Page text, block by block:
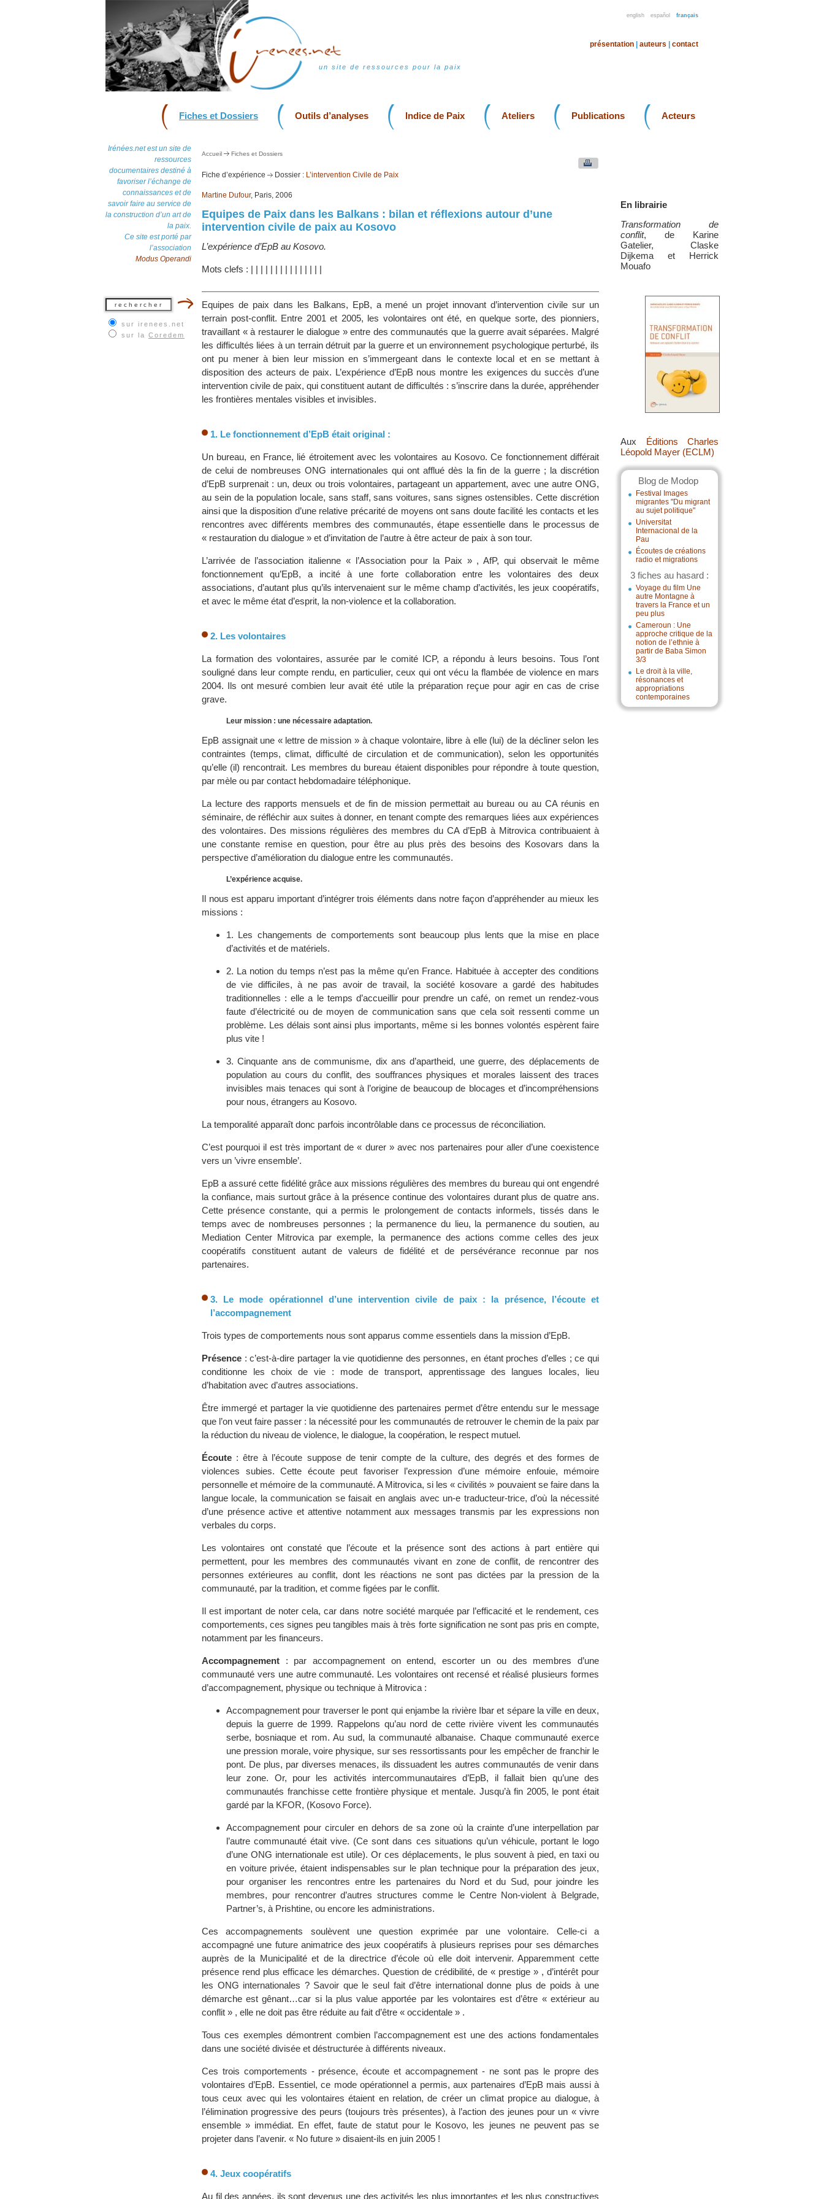
english español français
un site de ressources pour la paix
présentation auteurs contact
Fiches et Dossiers Outils d’analyses Indice de Paix Ateliers Publications Acteurs
Irénées.net est un site de
ressources
documentaires destiné à
favoriser l’échange de
connaissances et de
savoir faire au service de
la construction d’un art de
la paix.
Ce site est porté par
l’association
Modus Operandi
sur irenees.net
sur la Coredem
En librairie
Transformation de
conflit, de Karine
Gatelier, Claske
Dijkema et Herrick
Mouafo
Aux Éditions Charles
Léopold Mayer (ECLM)
Blog de Modop
Festival Images
migrantes "Du migrant
au sujet politique"
Universitat
Internacional de la
Pau
Écoutes de créations
radio et migrations
3 fiches au hasard :
Voyage du film Une
autre Montagne à
travers la France et un
peu plus
Cameroun : Une
approche critique de la
notion de l’ethnie à
partir de Baba Simon
3/3
Le droit à la ville,
résonances et
appropriations
contemporaines
Accueil Fiches et Dossiers
Fiche d’expérience Dossier : L’intervention Civile de Paix
Martine Dufour, Paris, 2006
Equipes de Paix dans les Balkans : bilan et réflexions autour d’une
intervention civile de paix au Kosovo
L’expérience d’EpB au Kosovo.
Mots clefs : | | | | | | | | | | | | | | |
Equipes de paix dans les Balkans, EpB, a mené un projet innovant d’intervention civile sur un
terrain post-conflit. Entre 2001 et 2005, les volontaires ont été, en quelque sorte, des pionniers,
travaillant « à restaurer le dialogue » entre des communautés que la guerre avait séparées. Malgré
les difficultés liées à un terrain détruit par la guerre et un environnement psychologique perturbé, ils
ont pu mener à bien leur mission en s’immergeant dans le contexte local et en se mettant à
disposition des acteurs de paix. L’expérience d’EpB nous montre les exigences du succès d’une
intervention civile de paix, qui constituent autant de difficultés : s’inscrire dans la durée, appréhender
les frontières mentales visibles et invisibles.
1. Le fonctionnement d’EpB était original :
Un bureau, en France, lié étroitement avec les volontaires au Kosovo. Ce fonctionnement différait
de celui de nombreuses ONG internationales qui ont afflué dès la fin de la guerre ; la discrétion
d’EpB surprenait : un, deux ou trois volontaires, partageant un appartement, avec une autre ONG,
au sein de la population locale, sans staff, sans voitures, sans signes ostensibles. Cette discrétion
ainsi que la disposition d’une relative précarité de moyens ont sans doute facilité les contacts et les
rencontres avec différents membres des communautés, étape essentielle dans le processus de
« restauration du dialogue » et d’invitation de l’autre à être acteur de paix à son tour.
L’arrivée de l’association italienne « l’Association pour la Paix » , AfP, qui observait le même
fonctionnement qu’EpB, a incité à une forte collaboration entre les volontaires des deux
associations, d’autant plus qu’ils intervenaient sur le même champ d’activités, les jeux coopératifs,
et avec le même état d’esprit, la non-violence et la collaboration.
2. Les volontaires
La formation des volontaires, assurée par le comité ICP, a répondu à leurs besoins. Tous l’ont
souligné dans leur compte rendu, en particulier, ceux qui ont vécu la flambée de violence en mars
2004. Ils ont mesuré combien leur avait été utile la préparation reçue pour agir en cas de crise
grave.
Leur mission : une nécessaire adaptation.
EpB assignait une « lettre de mission » à chaque volontaire, libre à elle (lui) de la décliner selon les
contraintes (temps, climat, difficulté de circulation et de communication), selon les opportunités
qu’elle (il) rencontrait. Les membres du bureau étaient disponibles pour répondre à toute question,
par mèle ou par contact hebdomadaire téléphonique.
La lecture des rapports mensuels et de fin de mission permettait au bureau ou au CA réunis en
séminaire, de réfléchir aux suites à donner, en tenant compte des remarques liées aux expériences
des volontaires. Des missions régulières des membres du CA d’EpB à Mitrovica contribuaient à
une constante remise en question, pour être au plus près des besoins des Kosovars dans la
perspective d’amélioration du dialogue entre les communautés.
L’expérience acquise.
Il nous est apparu important d’intégrer trois éléments dans notre façon d’appréhender au mieux les
missions :
1. Les changements de comportements sont beaucoup plus lents que la mise en place
d’activités et de matériels.
2. La notion du temps n’est pas la même qu’en France. Habituée à accepter des conditions
de vie difficiles, à ne pas avoir de travail, la société kosovare a gardé des habitudes
traditionnelles : elle a le temps d’accueillir pour prendre un café, on remet un rendez-vous
faute d’électricité ou de moyen de communication sans que cela soit ressenti comme un
problème. Les délais sont ainsi plus importants, même si les bonnes volontés espèrent faire
plus vite !
3. Cinquante ans de communisme, dix ans d’apartheid, une guerre, des déplacements de
population au cours du conflit, des souffrances physiques et morales laissent des traces
invisibles mais tenaces qui sont à l’origine de beaucoup de blocages et d’incompréhensions
pour nous, étrangers au Kosovo.
La temporalité apparaît donc parfois incontrôlable dans ce processus de réconciliation.
C’est pourquoi il est très important de « durer » avec nos partenaires pour aller d’une coexistence
vers un ’vivre ensemble’.
EpB a assuré cette fidélité grâce aux missions régulières des membres du bureau qui ont engendré
la confiance, mais surtout grâce à la présence continue des volontaires durant plus de quatre ans.
Cette présence constante, qui a permis le prolongement de contacts informels, tissés dans le
temps avec de nombreuses personnes ; la permanence du lieu, la permanence du soutien, au
Mediation Center Mitrovica par exemple, la permanence des actions comme celles des jeux
coopératifs constituent autant de valeurs de fidélité et de persévérance reconnue par nos
partenaires.
3. Le mode opérationnel d’une intervention civile de paix : la présence, l’écoute et
l’accompagnement
Trois types de comportements nous sont apparus comme essentiels dans la mission d’EpB.
Présence : c’est-à-dire partager la vie quotidienne des personnes, en étant proches d’elles ; ce qui
conditionne les choix de vie : mode de transport, apprentissage des langues locales, lieu
d’habitation avec d’autres associations.
Être immergé et partager la vie quotidienne des partenaires permet d’être entendu sur le message
que l’on veut faire passer : la nécessité pour les communautés de retrouver le chemin de la paix par
la réduction du niveau de violence, le dialogue, la coopération, le respect mutuel.
Écoute : être à l’écoute suppose de tenir compte de la culture, des degrés et des formes de
violences subies. Cette écoute peut favoriser l’expression d’une mémoire enfouie, mémoire
personnelle et mémoire de la communauté. A Mitrovica, si les « civilités » pouvaient se faire dans la
langue locale, la communication se faisait en anglais avec un-e traducteur-trice, d’où la nécessité
d’une présence active et attentive notamment aux messages transmis par les expressions non
verbales du corps.
Les volontaires ont constaté que l’écoute et la présence sont des actions à part entière qui
permettent, pour les membres des communautés vivant en zone de conflit, de rencontrer des
personnes extérieures au conflit, dont les réactions ne sont pas dictées par la pression de la
communauté, par la tradition, et comme figées par le conflit.
Il est important de noter cela, car dans notre société marquée par l’efficacité et le rendement, ces
comportements, ces signes peu tangibles mais à très forte signification ne sont pas pris en compte,
notamment par les financeurs.
Accompagnement : par accompagnement on entend, escorter un ou des membres d’une
communauté vers une autre communauté. Les volontaires ont recensé et réalisé plusieurs formes
d’accompagnement, physique ou technique à Mitrovica :
Accompagnement pour traverser le pont qui enjambe la rivière Ibar et sépare la ville en deux,
depuis la guerre de 1999. Rappelons qu’au nord de cette rivière vivent les communautés
serbe, bosniaque et rom. Au sud, la communauté albanaise. Chaque communauté exerce
une pression morale, voire physique, sur ses ressortissants pour les empêcher de franchir le
pont. De plus, par diverses menaces, ils dissuadent les autres communautés de venir dans
leur zone. Or, pour les activités intercommunautaires d’EpB, il fallait bien qu’une des
communautés franchisse cette frontière physique et mentale. Jusqu’à fin 2005, le pont était
gardé par la KFOR, (Kosovo Force).
Accompagnement pour circuler en dehors de sa zone où la crainte d’une interpellation par
l’autre communauté était vive. (Ce sont dans ces situations qu’un véhicule, portant le logo
d’une ONG internationale est utile). Or ces déplacements, le plus souvent à pied, en taxi ou
en voiture privée, étaient indispensables sur le plan technique pour la préparation des jeux,
pour organiser les rencontres entre les partenaires du Nord et du Sud, pour joindre les
membres, pour rencontrer d’autres structures comme le Centre Non-violent à Belgrade,
Partner’s, à Prishtine, ou encore les administrations.
Ces accompagnements soulèvent une question exprimée par une volontaire. Celle-ci a
accompagné une future animatrice des jeux coopératifs à plusieurs reprises pour ses démarches
auprès de la Municipalité et de la directrice d’école où elle doit intervenir. Apparemment cette
présence rend plus efficace les démarches. Question de crédibilité, de « prestige » , d’intérêt pour
les ONG internationales ? Savoir que le seul fait d’être international donne plus de poids à une
démarche est gênant…car si la plus value apportée par les volontaires est d’être « extérieur au
conflit » , elle ne doit pas être réduite au fait d’être « occidentale » .
Tous ces exemples démontrent combien l’accompagnement est une des actions fondamentales
dans une société divisée et déstructurée à différents niveaux.
Ces trois comportements - présence, écoute et accompagnement - ne sont pas le propre des
volontaires d’EpB. Essentiel, ce mode opérationnel a permis, aux partenaires d’EpB mais aussi à
tous ceux avec qui les volontaires étaient en relation, de créer un climat propice au dialogue, à
l’élimination progressive des peurs (toujours très présentes), à l’action des jeunes pour un « vivre
ensemble » immédiat. En effet, faute de statut pour le Kosovo, les jeunes ne peuvent pas se
projeter dans l’avenir. « No future » disaient-ils en juin 2005 !
4. Jeux coopératifs
Au fil des années, ils sont devenus une des activités les plus importantes et les plus constructives